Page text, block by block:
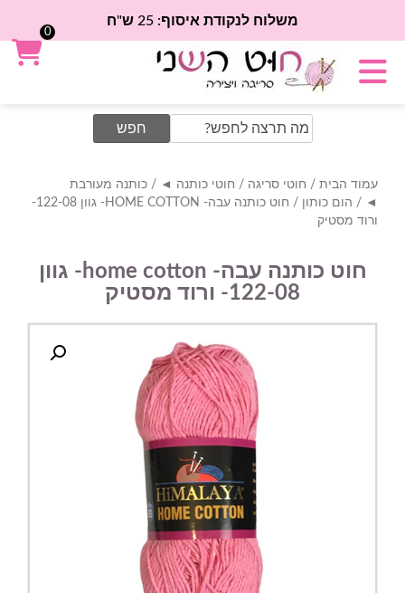
משלוח לנקודת איסוף: 25 ש"ח
Search
for:
עמוד הבית / חוטי סריגה / חוטי כותנה ◄ / כותנה מעורבת
◄
/ הום כותון
/ חוט כותנה עבה- HOME COTTON- גוון 122-08-
ורוד מסטיק
חוט כותנה עבה- home cotton- גוון
122-08- ורוד מסטיק
0